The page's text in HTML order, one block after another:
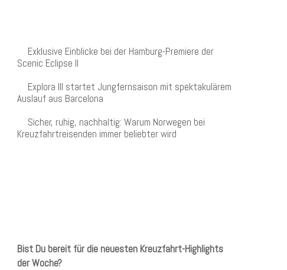
Exklusive Einblicke bei der Hamburg-Premiere der
Scenic Eclipse II
Explora III startet Jungfernsaison mit spektakulärem
Auslauf aus Barcelona
Sicher, ruhig, nachhaltig: Warum Norwegen bei
Kreuzfahrtreisenden immer beliebter wird
Bist Du bereit für die neuesten Kreuzfahrt-Highlights
der Woche?